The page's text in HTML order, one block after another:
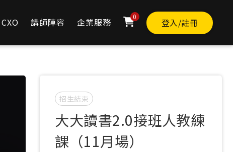
CXO 講師陣容 企業服務 0 登入/註冊
搶先預約下一梯次
招生結束
大大讀書2.0接班人教練
課（11月場）